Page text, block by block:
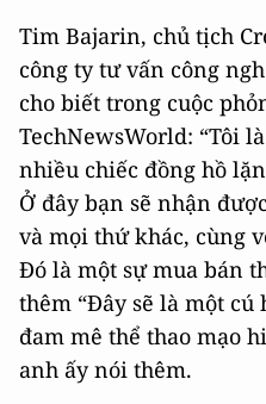
Tim Bajarin, chủ tịch
công ty tư vấn công
cho biết trong cuộc
TechNewsWorld: “Tôi
nhiều chiếc đồng hồ
Ở đây bạn sẽ nhận
và mọi thứ khác, cùng
Đó là một sự mua bán
thêm “Đây sẽ là một
đam mê thể thao mạo
anh ấy nói thêm.